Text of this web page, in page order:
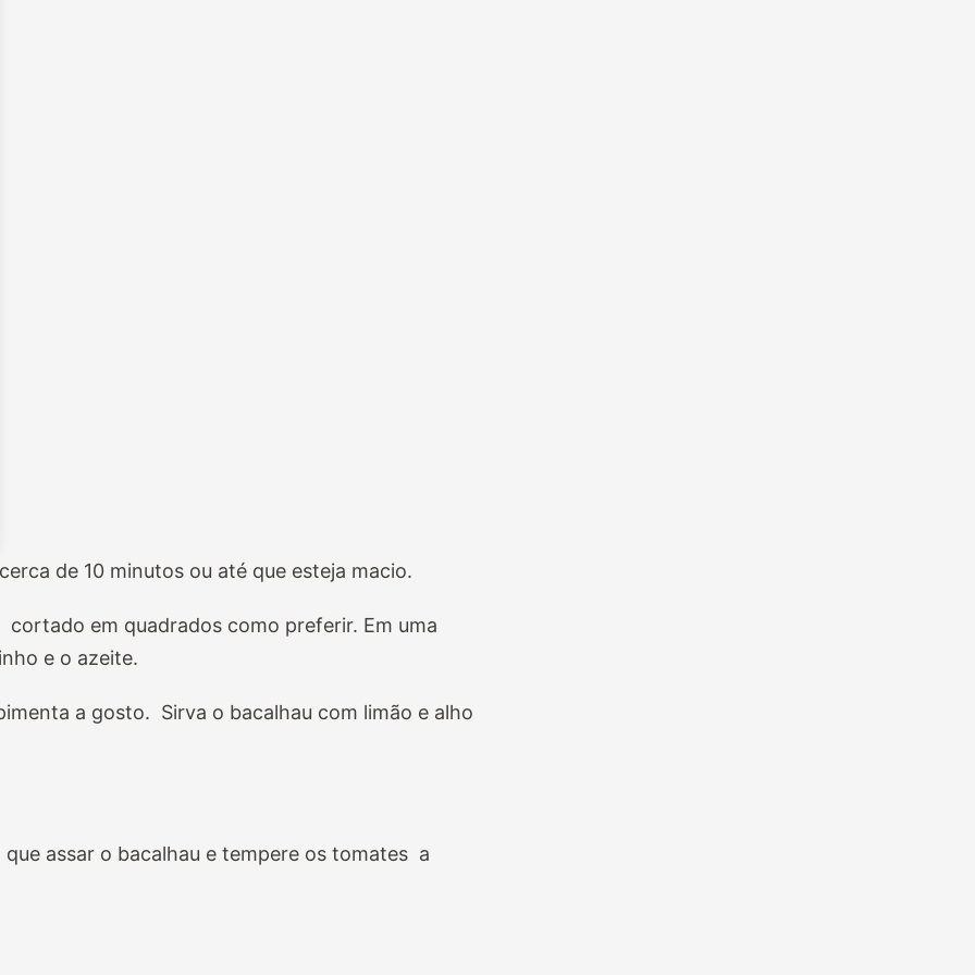
de 10 minutos ou até que esteja macio.
em quadrados como preferir. Em uma
e o azeite.
a gosto. Sirva o bacalhau com limão e alho
assar o bacalhau e tempere os tomates a